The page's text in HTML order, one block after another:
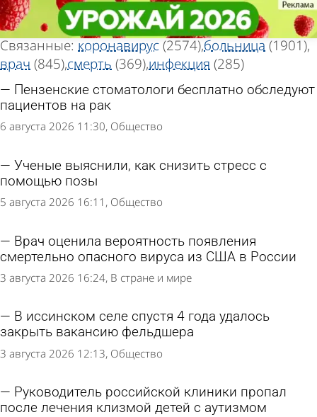
«Пациент»
Тег новостей
Всего найдено 3995 новостей
Связанные: коронавирус(2574)больница (1901)
врач (845)смерть (369)инфекция (285)
Пензенские стоматологи бесплатно обследуют
пациентов на рак
6 августа 2026 11:30 Общество
Ученые выяснили, как снизить стресс с
помощью позы
5 августа 2026 16:11 Общество
Врач оценила вероятность появления
смертельно опасного вируса из США в России
3 августа 2026 16:24 В стране и мире
В иссинском селе спустя 4 года удалось
закрыть вакансию фельдшера
3 августа 2026 12:13 Общество
Руководитель российской клиники пропал
после лечения клизмой детей с аутизмом
«Пациент»
Тег новостей